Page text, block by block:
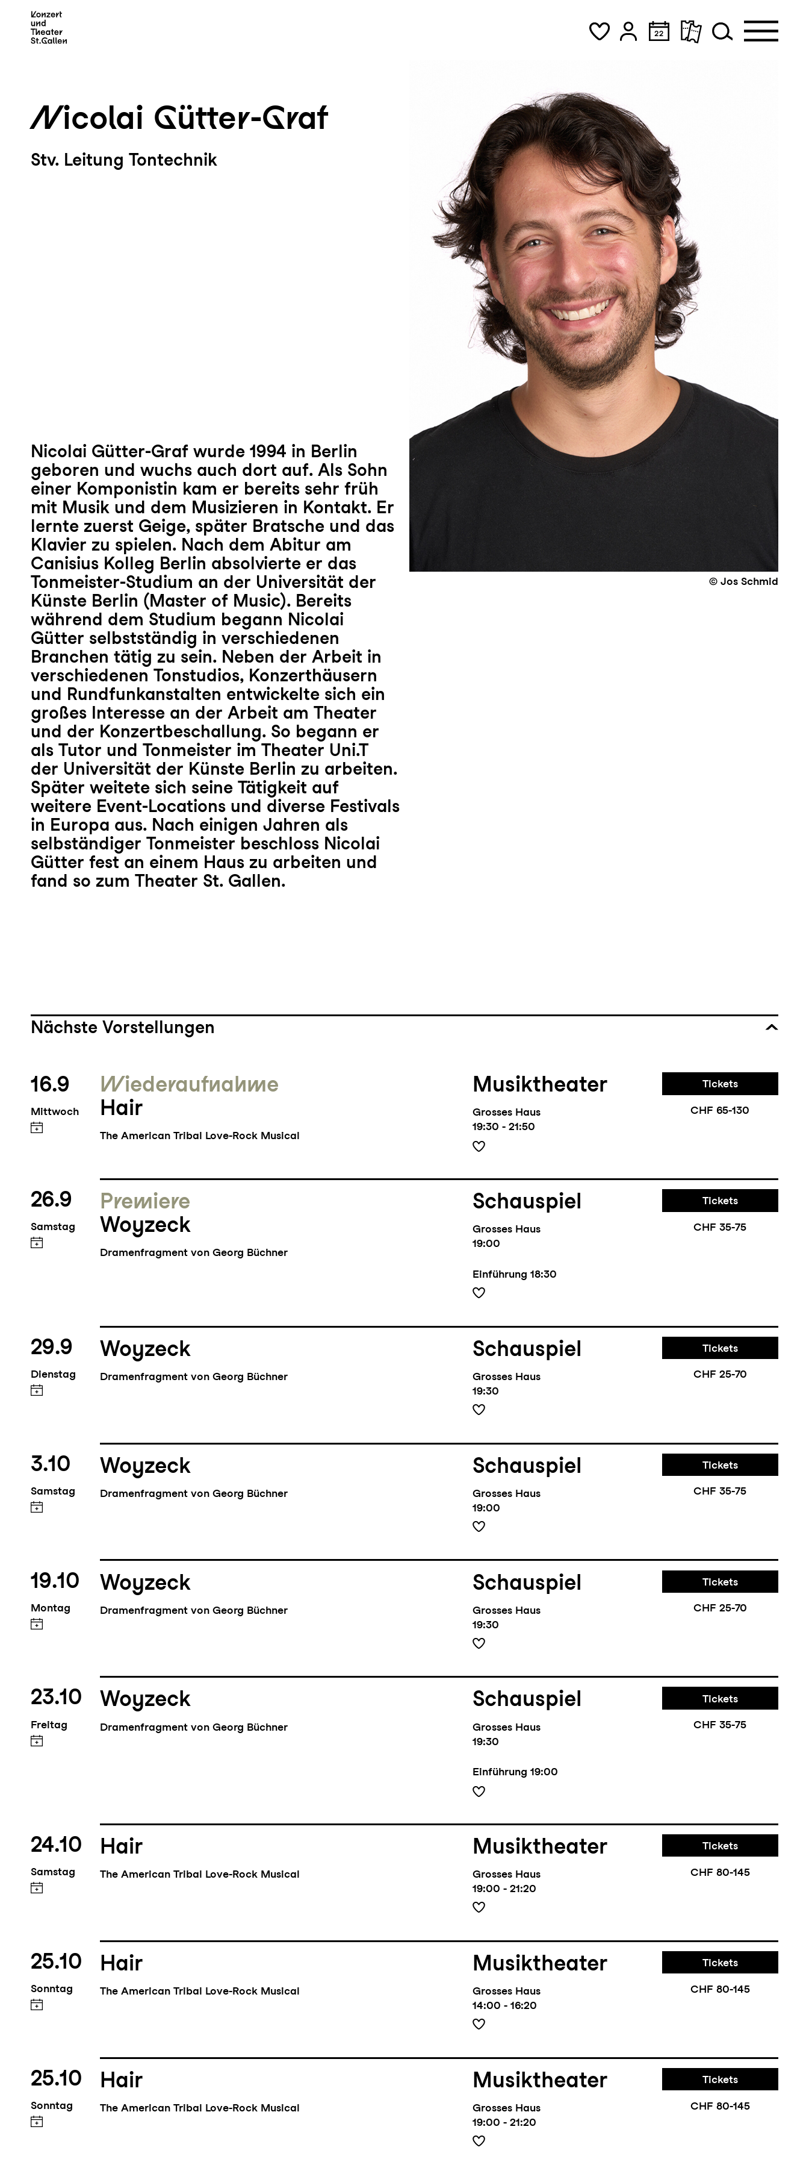
Nicolai Gütter-Graf
Stv. Leitung Tontechnik
© Jos Schmid
Nicolai Gütter-Graf wurde 1994 in Berlin
geboren und wuchs auch dort auf. Als Sohn
einer Komponistin kam er bereits sehr früh
mit Musik und dem Musizieren in Kontakt. Er
lernte zuerst Geige, später Bratsche und das
Klavier zu spielen. Nach dem Abitur am
Canisius Kolleg Berlin absolvierte er das
Tonmeister-Studium an der Universität der
Künste Berlin (Master of Music). Bereits
während dem Studium begann Nicolai
Gütter selbstständig in verschiedenen
Branchen tätig zu sein. Neben der Arbeit in
verschiedenen Tonstudios, Konzerthäusern
und Rundfunkanstalten entwickelte sich ein
großes Interesse an der Arbeit am Theater
und der Konzertbeschallung. So begann er
als Tutor und Tonmeister im Theater Uni.T
der Universität der Künste Berlin zu arbeiten.
Später weitete sich seine Tätigkeit auf
weitere Event-Locations und diverse Festivals
in Europa aus. Nach einigen Jahren als
selbständiger Tonmeister beschloss Nicolai
Gütter fest an einem Haus zu arbeiten und
fand so zum Theater St. Gallen.
Nächste Vorstellungen
16.9
Mittwoch
Wieder­aufnahme
Hair
The American Tribal Love-Rock Musical
Musiktheater
Grosses Haus
19:30 - 21:50
Tickets
CHF 65-130
26.9
Samstag
Premiere
Woyzeck
Dramenfragment von Georg Büchner
Schauspiel
Grosses Haus
19:00
Einführung 18:30
Tickets
CHF 35-75
29.9
Dienstag
Woyzeck
Dramenfragment von Georg Büchner
Schauspiel
Grosses Haus
19:30
Tickets
CHF 25-70
3.10
Samstag
Woyzeck
Dramenfragment von Georg Büchner
Schauspiel
Grosses Haus
19:00
Tickets
CHF 35-75
19.10
Montag
Woyzeck
Dramenfragment von Georg Büchner
Schauspiel
Grosses Haus
19:30
Tickets
CHF 25-70
23.10
Freitag
Woyzeck
Dramenfragment von Georg Büchner
Schauspiel
Grosses Haus
19:30
Einführung 19:00
Tickets
CHF 35-75
24.10
Samstag
Hair
The American Tribal Love-Rock Musical
Musiktheater
Grosses Haus
19:00 - 21:20
Tickets
CHF 80-145
25.10
Sonntag
Hair
The American Tribal Love-Rock Musical
Musiktheater
Grosses Haus
14:00 - 16:20
Tickets
CHF 80-145
25.10
Sonntag
Hair
The American Tribal Love-Rock Musical
Musiktheater
Grosses Haus
19:00 - 21:20
Tickets
CHF 80-145